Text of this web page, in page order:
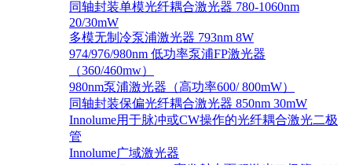
同轴封装单模光纤耦合激光器 780-1060nm
20/30mW
多模无制冷泵浦激光器 793nm 8W
974/976/980nm 低功率泵浦FP激光器
（360/460mw）
980nm泵浦激光器（高功率600/ 800mW）
同轴封装保偏光纤耦合激光器 850nm 30mW
Innolume用于脉冲或CW操作的光纤耦合激光二极
管
Innolume广域激光器